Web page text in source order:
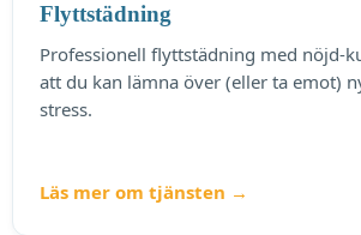
Flyttstädning
Professionell flyttstädning med nöjd-
att du kan lämna över (eller ta emot)
stress.
Läs mer om tjänsten →